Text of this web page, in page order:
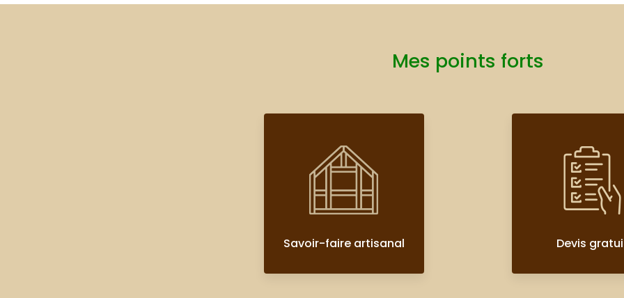
Mes points forts
Savoir-faire artisanal Devis